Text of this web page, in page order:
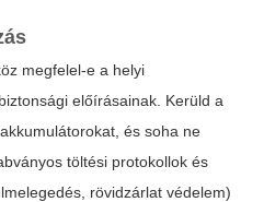
megfelel-e a helyi
előírásainak. Kerüld a
és soha ne
töltési protokollok és
rövidzárlat védelem)